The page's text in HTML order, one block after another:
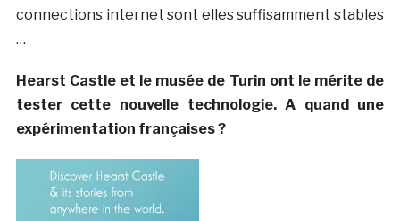
connections internet sont elles suffisamment stables
…
Hearst Castle et le musée de Turin ont le mérite de
tester cette nouvelle technologie. A quand une
expérimentation françaises ?